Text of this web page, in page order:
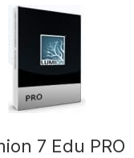
7 Edu PRO